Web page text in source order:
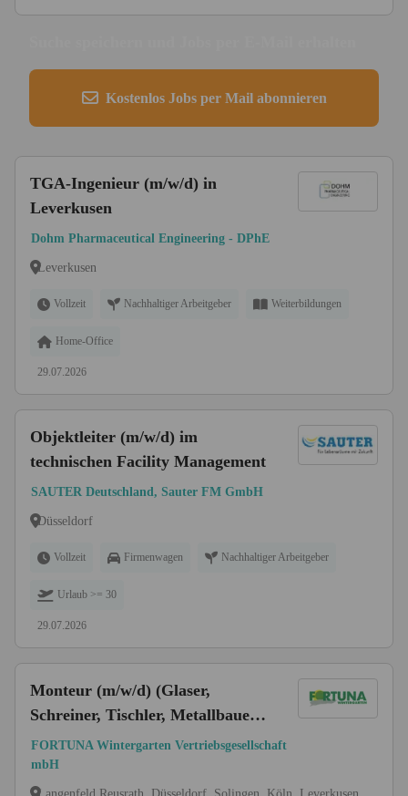
Kostenlos Jobs per Mail abonnieren
TGA-Ingenieur (m/w/d) in
Leverkusen
Dohm Pharmaceutical Engineering - DPhE
Leverkusen
Vollzeit Nachhaltiger Arbeitgeber Weiterbildungen
Home-Office
29.07.2026
Objektleiter (m/w/d) im
technischen Facility Management
SAUTER Deutschland, Sauter FM GmbH
Düsseldorf
Vollzeit Firmenwagen Nachhaltiger Arbeitgeber
Urlaub >= 30
29.07.2026
Monteur (m/w/d) (Glaser,
Schreiner, Tischler, Metallbauer,
Rollladen- und
Sonnenschutzmechatroniker o.
ä.)
FORTUNA Wintergarten Vertriebsgesellschaft
mbH
Langenfeld Reusrath, Düsseldorf, Solingen, Köln, Leverkusen